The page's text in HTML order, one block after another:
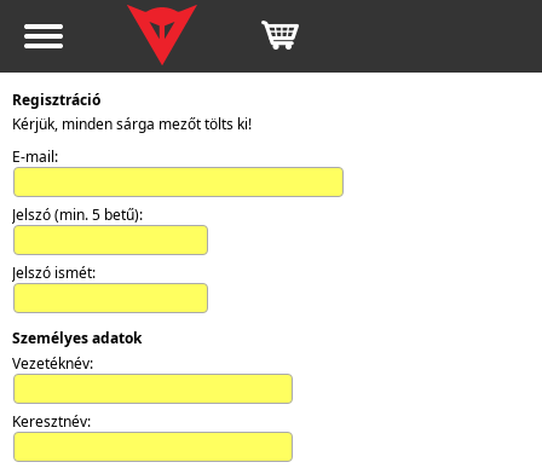
Regisztráció
Kérjük, minden sárga mezőt tölts ki!
E-mail:
Jelszó (min. 5 betű):
Jelszó ismét:
Személyes adatok
Vezetéknév:
Keresztnév: